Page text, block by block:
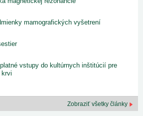
mamografických vyšetrení
vstupy do kultúrnych inštitúcií pre
krvi
Zobraziť všetky články